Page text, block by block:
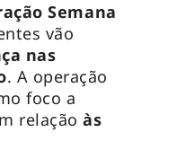
Semana
vão
nas
. A operação
foco a
relaçãoàs